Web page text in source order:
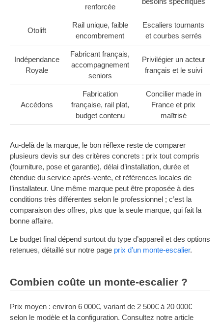
renforcée
Otolift
Rail unique, faible
encombrement
Escaliers tournants
et courbes serrés
Indépendance
Royale
Fabricant français,
accompagnement
seniors
Privilégier un acteur
français et le suivi
Accédons
Fabrication
française, rail plat,
budget contenu
Concilier made in
France et prix
maîtrisé
Au-delà de la marque, le bon réflexe reste de comparer
plusieurs devis sur des critères concrets : prix tout compris
(fourniture, pose et garantie), délai d’installation, durée et
étendue du service après-vente, et références locales de
l’installateur. Une même marque peut être proposée à des
conditions très différentes selon le professionnel ; c’est la
comparaison des offres, plus que la seule marque, qui fait la
bonne affaire.
Le budget final dépend surtout du type d’appareil et des options
retenues, détaillé sur notre page prix d’un monte-escalier.
Combien coûte un monte-escalier ?
Prix moyen : environ 6 000€, variant de 2 500€ à 20 000€
selon le modèle et la configuration. Consultez notre article